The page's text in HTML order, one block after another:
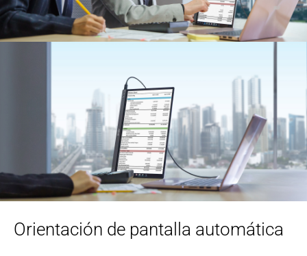
Orientación de pantalla automática